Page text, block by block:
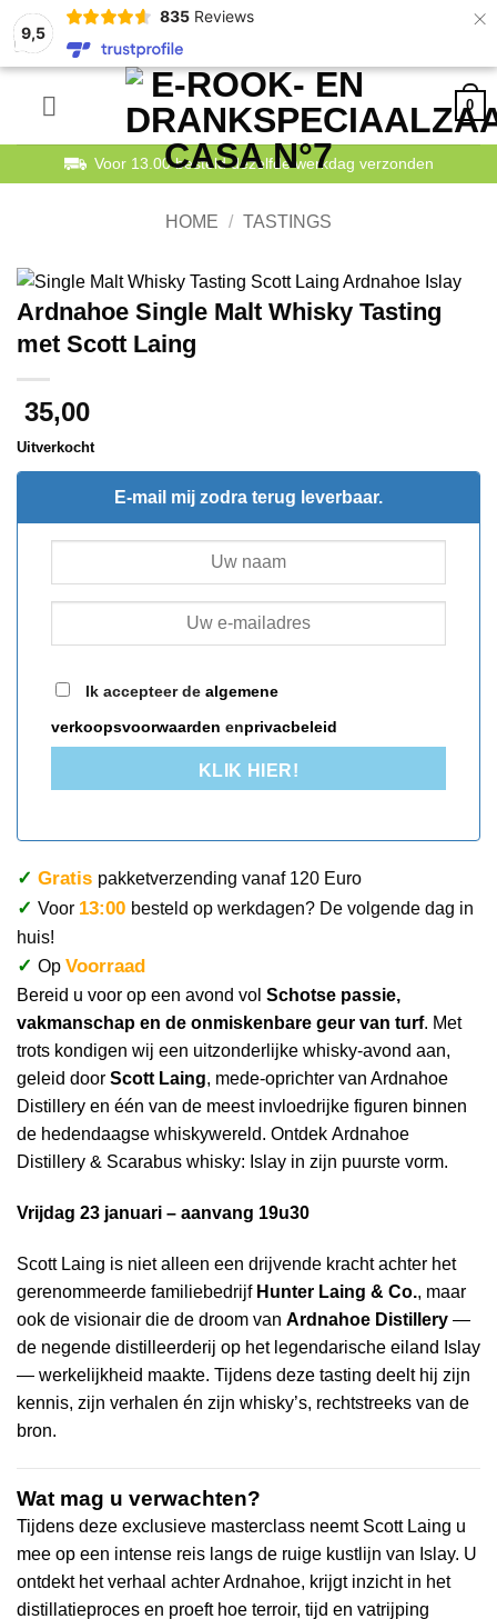
9,5
835 Reviews ×
0
Voor 13.00 besteld dezelfde werkdag verzonden
HOME / TASTINGS
Ardnahoe Single Malt Whisky Tasting
met Scott Laing
35,00
Uitverkocht
E-mail mij zodra terug leverbaar.
Ik accepteer de algemene
verkoopsvoorwaarden enprivacbeleid
KLIK HIER!
✓ Gratis pakketverzending vanaf 120 Euro
✓ Voor 13:00 besteld op werkdagen? De volgende dag in
huis!
✓ Op Voorraad
Bereid u voor op een avond vol Schotse passie,
vakmanschap en de onmiskenbare geur van turf. Met
trots kondigen wij een uitzonderlijke whisky-avond aan,
geleid door Scott Laing, mede-oprichter van Ardnahoe
Distillery en één van de meest invloedrijke figuren binnen
de hedendaagse whiskywereld. Ontdek Ardnahoe
Distillery & Scarabus whisky: Islay in zijn puurste vorm.
Vrijdag 23 januari – aanvang 19u30
Scott Laing is niet alleen een drijvende kracht achter het
gerenommeerde familiebedrijf Hunter Laing & Co., maar
ook de visionair die de droom van Ardnahoe Distillery —
de negende distilleerderij op het legendarische eiland Islay
— werkelijkheid maakte. Tijdens deze tasting deelt hij zijn
kennis, zijn verhalen én zijn whisky’s, rechtstreeks van de
bron.
Wat mag u verwachten?
Tijdens deze exclusieve masterclass neemt Scott Laing u
mee op een intense reis langs de ruige kustlijn van Islay. U
ontdekt het verhaal achter Ardnahoe, krijgt inzicht in het
distillatieproces en proeft hoe terroir, tijd en vatrijping